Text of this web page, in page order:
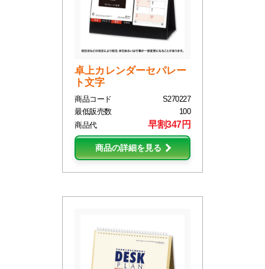
卓上カレンダーセパレー
ト文字
商品コード
S270227
最低販売数
100
商品代
早割347円
商品の詳細を見る